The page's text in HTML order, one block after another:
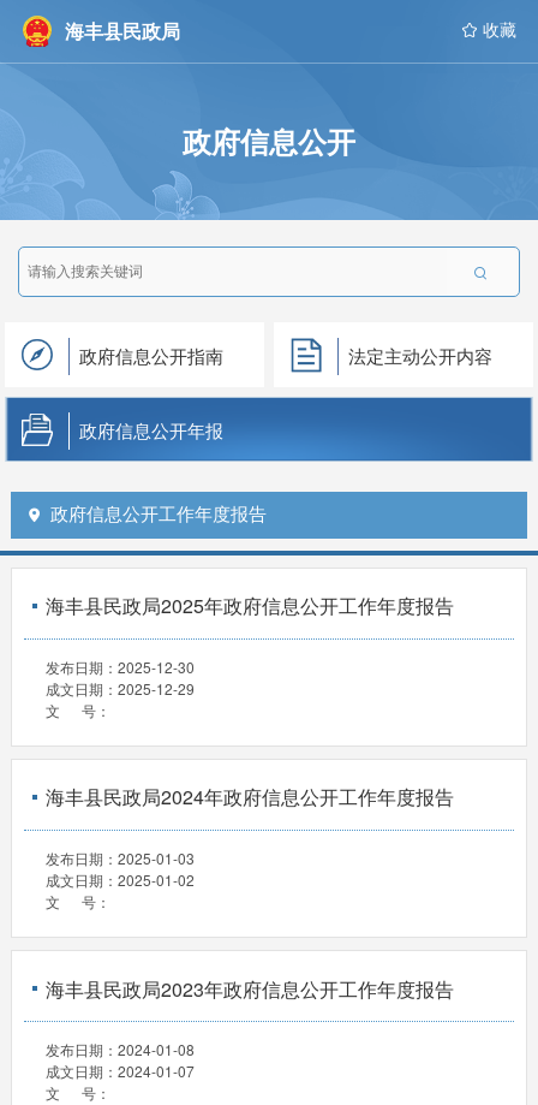
海丰县民政局  收藏
政府信息公开

政府信息公开指南 法定主动公开内容
政府信息公开年报
 政府信息公开工作年度报告
海丰县民政局2025年政府信息公开工作年度报告
发布日期： 2025-12-30
成文日期： 2025-12-29
文 号：
海丰县民政局2024年政府信息公开工作年度报告
发布日期： 2025-01-03
成文日期： 2025-01-02
文 号：
海丰县民政局2023年政府信息公开工作年度报告
发布日期： 2024-01-08
成文日期： 2024-01-07
文 号：